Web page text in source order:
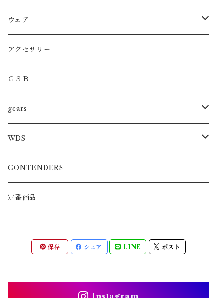
MMA
BOXING
KICKBOXING
トレーニンググローブ
スパーリンググローブ
SHOOTBOXING
JIU-JITSU
KARATE
ウェア
DRYT
DRYトレーニングショーツ
ファイトショーツ
アクセサリー
ＧＳＢ
gears
MMA
BOXING/MUAYTHAY
ATHRETE
スパーリンググローブ
パンチンググローブ
WDS
スパーリンググローブ
MMAグローブ
CONTENDERS
定番商品
保存 シェア LINE ポスト
Instagram